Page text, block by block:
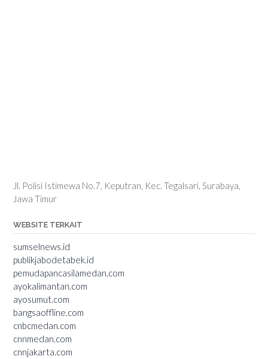
Jl. Polisi Istimewa No.7, Keputran, Kec. Tegalsari, Surabaya,
Jawa Timur
WEBSITE TERKAIT
sumselnews.id
publikjabodetabek.id
pemudapancasilamedan.com
ayokalimantan.com
ayosumut.com
bangsaoffline.com
cnbcmedan.com
cnnmedan.com
cnnjakarta.com